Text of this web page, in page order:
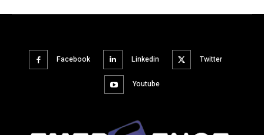
Facebook Linkedin Twitter
Youtube